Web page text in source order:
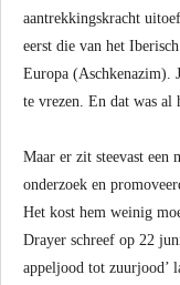
aantrekkingskracht
eerst die van het
Europa (Aschkenazim).
te vrezen. En dat was al
Maar er zit steevast een
onderzoek en
Het kost hem weinig
Drayer schreef op 22
appeljood tot zuurjood’